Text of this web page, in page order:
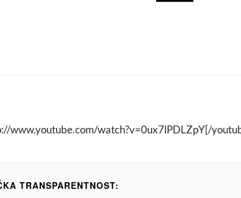
www.youtube.com/watch?v=0ux7lPDLZpY[/
TRANSPARENTNOST: